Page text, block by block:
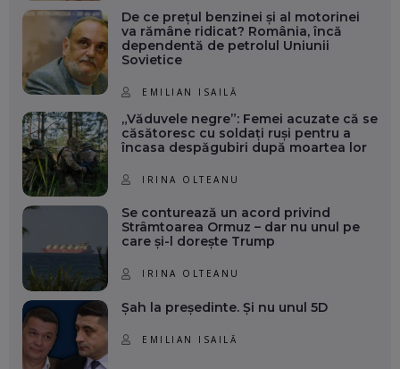
De ce prețul benzinei și al motorinei
va rămâne ridicat? România, încă
dependentă de petrolul Uniunii
Sovietice
EMILIAN ISAILĂ
„Văduvele negre”: Femei acuzate că se
căsătoresc cu soldați ruși pentru a
încasa despăgubiri după moartea lor
IRINA OLTEANU
Se conturează un acord privind
Strâmtoarea Ormuz – dar nu unul pe
care și-l dorește Trump
IRINA OLTEANU
Șah la președinte. Și nu unul 5D
EMILIAN ISAILĂ